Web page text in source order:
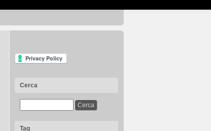
Cerca
Tag